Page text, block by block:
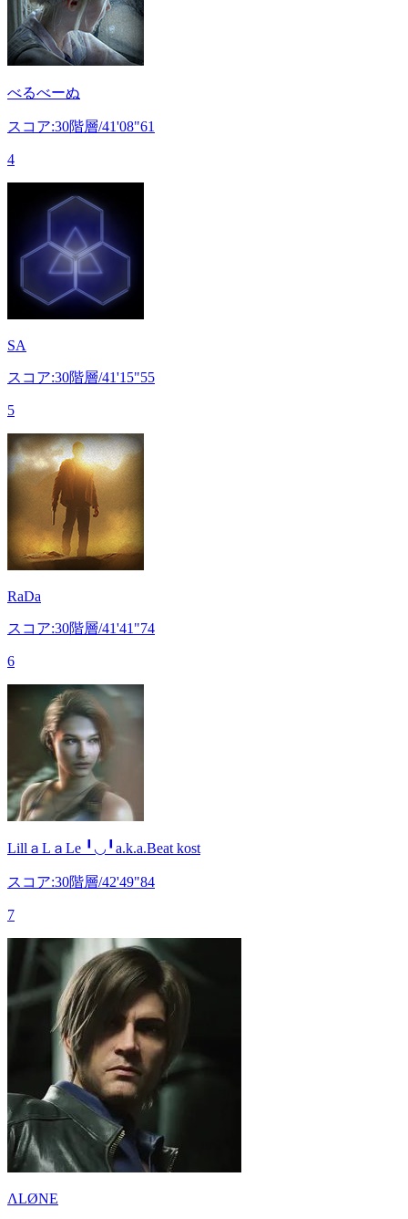
べるべーぬ
スコア:30階層/41'08"61
4
SA
スコア:30階層/41'15"55
5
RaDa
スコア:30階層/41'41"74
6
LillａLａLe ╹◡╹a.k.a.Beat kost
スコア:30階層/42'49"84
7
ΛLØNE